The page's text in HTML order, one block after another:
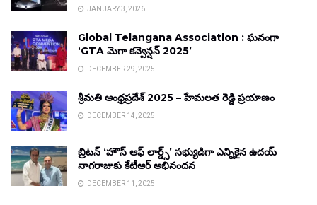
JANUARY 3, 2026
Global Telangana Association : ఘనంగా
‘GTA మెగా కన్వెన్షన్ 2025’
DECEMBER 29, 2025
శ్రీమతి ఆంధ్రప్రదేశ్ 2025 – హేమలత రెడ్డి ప్రయాణం
DECEMBER 14, 2025
బ్రిటన్ ‘హౌస్ ఆఫ్ లార్డ్స్’ సభ్యుడిగా ఎన్నికైన ఉదయ్
నాగరాజుకు కేటీఆర్ అభినందన
DECEMBER 11, 2025